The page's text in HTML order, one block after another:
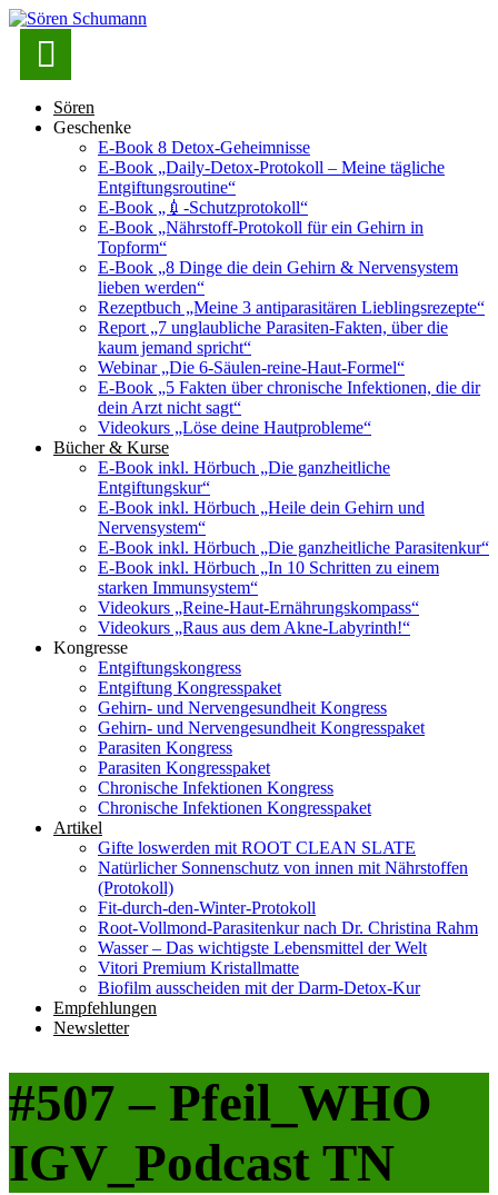

Sören
Geschenke
E-Book 8 Detox-Geheimnisse
E-Book „Daily-Detox-Protokoll – Meine tägliche
Entgiftungsroutine“
E-Book „💉-Schutzprotokoll“
E-Book „Nährstoff-Protokoll für ein Gehirn in
Topform“
E-Book „8 Dinge die dein Gehirn & Nervensystem
lieben werden“
Rezeptbuch „Meine 3 antiparasitären Lieblingsrezepte“
Report „7 unglaubliche Parasiten-Fakten, über die
kaum jemand spricht“
Webinar „Die 6-Säulen-reine-Haut-Formel“
E-Book „5 Fakten über chronische Infektionen, die dir
dein Arzt nicht sagt“
Videokurs „Löse deine Hautprobleme“
Bücher & Kurse
E-Book inkl. Hörbuch „Die ganzheitliche
Entgiftungskur“
E-Book inkl. Hörbuch „Heile dein Gehirn und
Nervensystem“
E-Book inkl. Hörbuch „Die ganzheitliche Parasitenkur“
E-Book inkl. Hörbuch „In 10 Schritten zu einem
starken Immunsystem“
Videokurs „Reine-Haut-Ernährungskompass“
Videokurs „Raus aus dem Akne-Labyrinth!“
Kongresse
Entgiftungskongress
Entgiftung Kongresspaket
Gehirn- und Nervengesundheit Kongress
Gehirn- und Nervengesundheit Kongresspaket
Parasiten Kongress
Parasiten Kongresspaket
Chronische Infektionen Kongress
Chronische Infektionen Kongresspaket
Artikel
Gifte loswerden mit ROOT CLEAN SLATE
Natürlicher Sonnenschutz von innen mit Nährstoffen
(Protokoll)
Fit-durch-den-Winter-Protokoll
Root-Vollmond-Parasitenkur nach Dr. Christina Rahm
Wasser – Das wichtigste Lebensmittel der Welt
Vitori Premium Kristallmatte
Biofilm ausscheiden mit der Darm-Detox-Kur
Empfehlungen
Newsletter
#507 – Pfeil_WHO
IGV_Podcast TN